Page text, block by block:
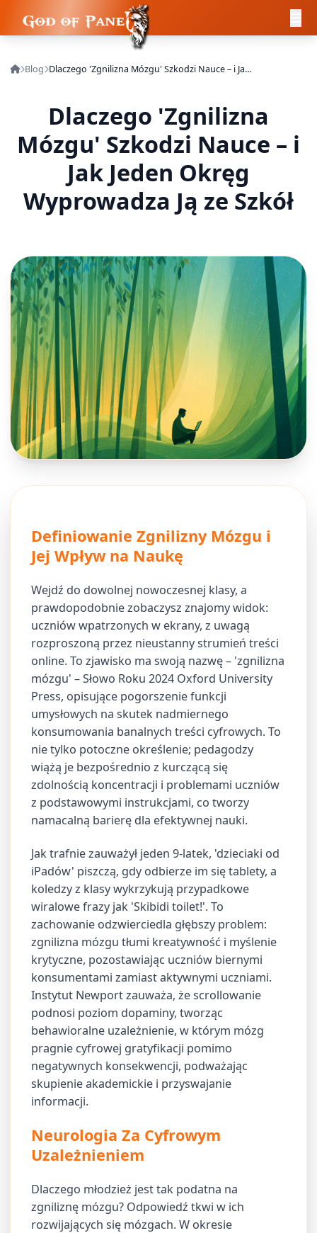
Blog Dlaczego 'Zgnilizna Mózgu' Szkodzi Nauce – i Jak Jeden Okręg Wyprowadza Ją ze Szkół
Dlaczego 'Zgnilizna
Mózgu' Szkodzi Nauce – i
Jak Jeden Okręg
Wyprowadza Ją ze Szkół
Definiowanie Zgnilizny Mózgu i
Jej Wpływ na Naukę
Wejdź do dowolnej nowoczesnej klasy, a
prawdopodobnie zobaczysz znajomy widok:
uczniów wpatrzonych w ekrany, z uwagą
rozproszoną przez nieustanny strumień treści
online. To zjawisko ma swoją nazwę – 'zgnilizna
mózgu' – Słowo Roku 2024 Oxford University
Press, opisujące pogorszenie funkcji
umysłowych na skutek nadmiernego
konsumowania banalnych treści cyfrowych. To
nie tylko potoczne określenie; pedagodzy
wiążą je bezpośrednio z kurczącą się
zdolnością koncentracji i problemami uczniów
z podstawowymi instrukcjami, co tworzy
namacalną barierę dla efektywnej nauki.
Jak trafnie zauważył jeden 9-latek, 'dzieciaki od
iPadów' piszczą, gdy odbierze im się tablety, a
koledzy z klasy wykrzykują przypadkowe
wiralowe frazy jak 'Skibidi toilet!'. To
zachowanie odzwierciedla głębszy problem:
zgnilizna mózgu tłumi kreatywność i myślenie
krytyczne, pozostawiając uczniów biernymi
konsumentami zamiast aktywnymi uczniami.
Instytut Newport zauważa, że scrollowanie
podnosi poziom dopaminy, tworząc
behawioralne uzależnienie, w którym mózg
pragnie cyfrowej gratyfikacji pomimo
negatywnych konsekwencji, podważając
skupienie akademickie i przyswajanie
informacji.
Neurologia Za Cyfrowym
Uzależnieniem
Dlaczego młodzież jest tak podatna na
zgniliznę mózgu? Odpowiedź tkwi w ich
rozwijających się mózgach. W okresie